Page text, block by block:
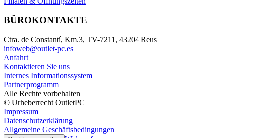
BÜROKONTAKTE
Ctra. de Constantí, Km.3, TV-7211, 43204 Reus
infoweb@outlet-pc.es
Anfahrt
Kontaktieren Sie uns
Internes Informationssystem
Partnerprogramm
Alle Rechte vorbehalten
© Urheberrecht OutletPC
Impressum
Datenschutzerklärung
Allgemeine Geschäftsbedingungen